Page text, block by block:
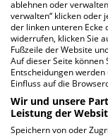
im
Mehr
ablehnen oder
verwalten“ klicken oder
der linken unteren Ecke
widerrufen, klicken Sie
Fußzeile der Website
Auf dieser Seite können
Entscheidungen
Einfluss auf die
Wir und unsere
Leistung der
Speichern von oder